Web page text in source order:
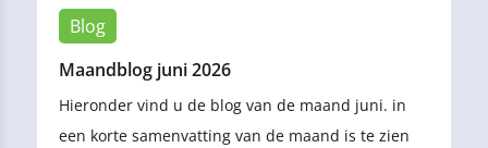
Blog
Maandblog juni 2026
Hieronder vind u de blog van de maand juni. in
een korte samenvatting van de maand is te zien